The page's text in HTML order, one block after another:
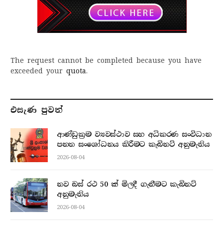
The request cannot be completed because you have
exceeded your quota.
එසැණ පුව​ත්
ආණ්ඩුක්‍රම ව්‍යවස්ථාව සහ අධිකරණ සංවිධාන
පනත සංශෝධනය කිරීමට කැබිනට් අනුමැතිය
2026-08-04
නව බස් රථ 50 ක් මිලදී ගැනීමට කැබිනට්
අනුමැතිය
2026-08-04